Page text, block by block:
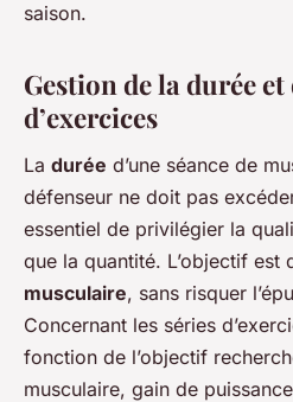
saison.
Gestion de la durée et
d’exercices
La durée d’une séance de
défenseur ne doit pas
essentiel de privilégier la
que la quantité. L’objectif est
musculaire, sans risquer
Concernant les séries
fonction de l’objectif
musculaire, gain de